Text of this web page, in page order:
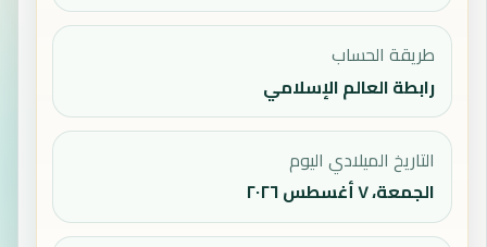
طريقة الحساب
رابطة العالم الإسلامي
التاريخ الميلادي اليوم
الجمعة، ٧ أغسطس ٢٠٢٦